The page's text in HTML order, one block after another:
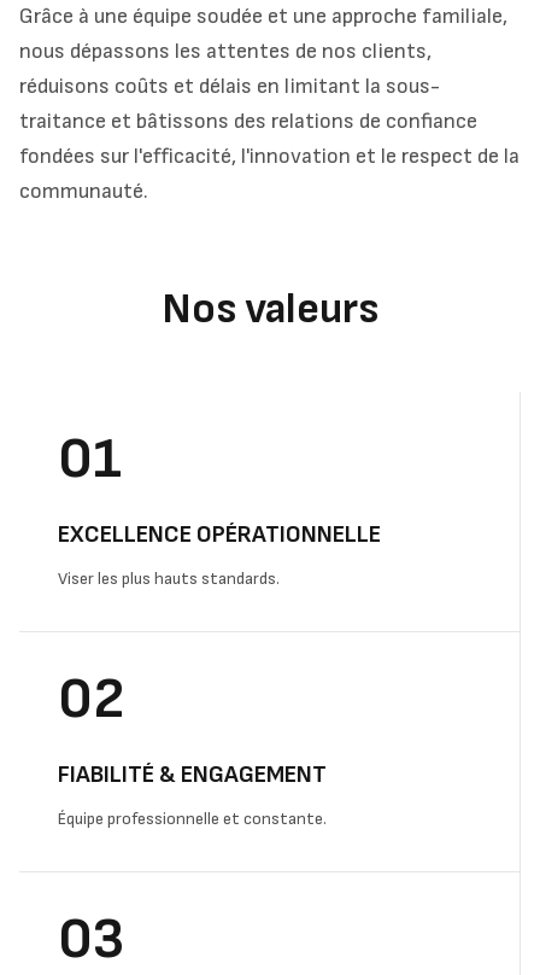
Grâce à une équipe soudée et une approche familiale,
nous dépassons les attentes de nos clients,
réduisons coûts et délais en limitant la sous-
traitance et bâtissons des relations de confiance
fondées sur l'efficacité, l'innovation et le respect de la
communauté.
Nos valeurs
01
EXCELLENCE OPÉRATIONNELLE
Viser les plus hauts standards.
02
FIABILITÉ & ENGAGEMENT
Équipe professionnelle et constante.
03